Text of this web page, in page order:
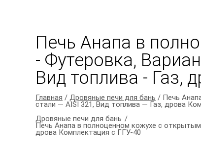
Печь Анапа в
- Футеровка,
Вид топлива - Газ,
Главная / Дровяные печи для бань / Печь
стали — AISI 321, Вид топлива — Газ, дрова
Дровяные печи для бань
Печь Анапа в полноценном кожухе с
дрова Комплектация с ГГУ-40